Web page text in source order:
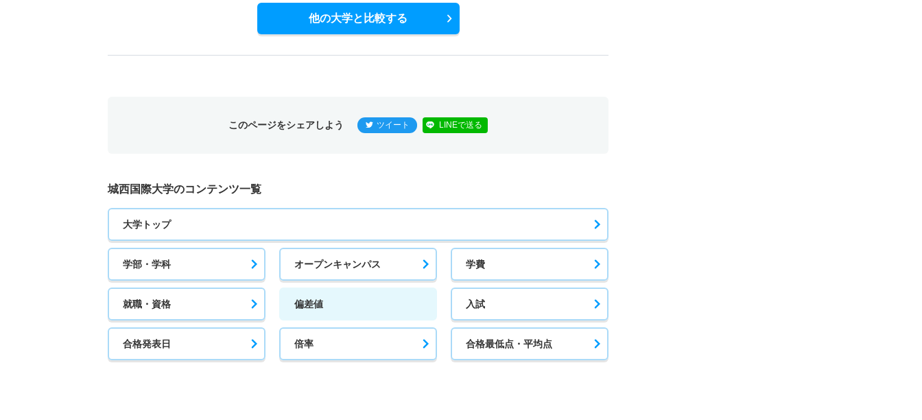
他の大学と比較する
このページをシェアしよう ツイート LINEで送る
城西国際大学のコンテンツ一覧
大学トップ
学部・学科 オープンキャンパス 学費
就職・資格 偏差値 入試
合格発表日 倍率 合格最低点・平均点